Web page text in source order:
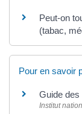
Peut-on
(tabac,
Pour en savoir
Guide des
Institut